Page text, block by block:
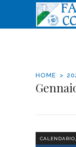
HOME
CALENDARIO,